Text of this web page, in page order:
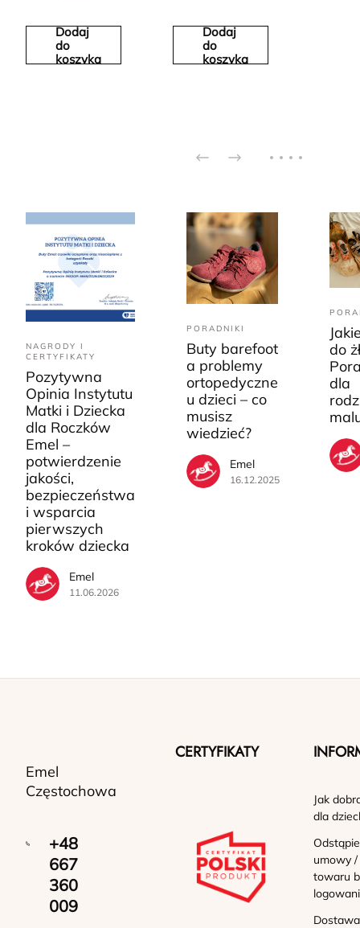
Dodaj
do
koszyka
Dodaj
do
koszyka
NAGRODY I
CERTYFIKATY
Pozytywna
Opinia Instytutu
Matki i Dziecka
dla Roczków
Emel –
potwierdzenie
jakości,
bezpieczeństwa
i wsparcia
pierwszych
kroków dziecka
Emel
11.06.2026
PORADNIKI
Buty barefoot
a problemy
ortopedyczne
u dzieci – co
musisz
wiedzieć?
Emel
16.12.2025
do
dla
Emel
Częstochowa
+48
667
360
009
CERTYFIKATY
Jak
dla
umowy
towaru